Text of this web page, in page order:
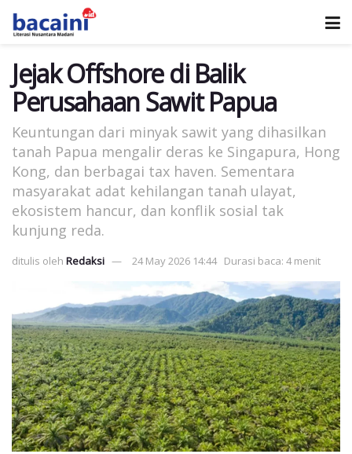
Jejak Offshore di Balik
Perusahaan Sawit Papua
Keuntungan dari minyak sawit yang dihasilkan
tanah Papua mengalir deras ke Singapura, Hong
Kong, dan berbagai tax haven. Sementara
masyarakat adat kehilangan tanah ulayat,
ekosistem hancur, dan konflik sosial tak
kunjung reda.
ditulis oleh Redaksi 24 May 2026 14:44 Durasi baca: 4 menit